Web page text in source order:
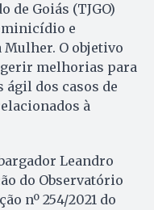
de Goiás (TJGO)
e
O objetivo
melhorias para
dos casos de
à
Leandro
do Observatório
nº 254/2021 do